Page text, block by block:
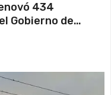
434
Gobierno de